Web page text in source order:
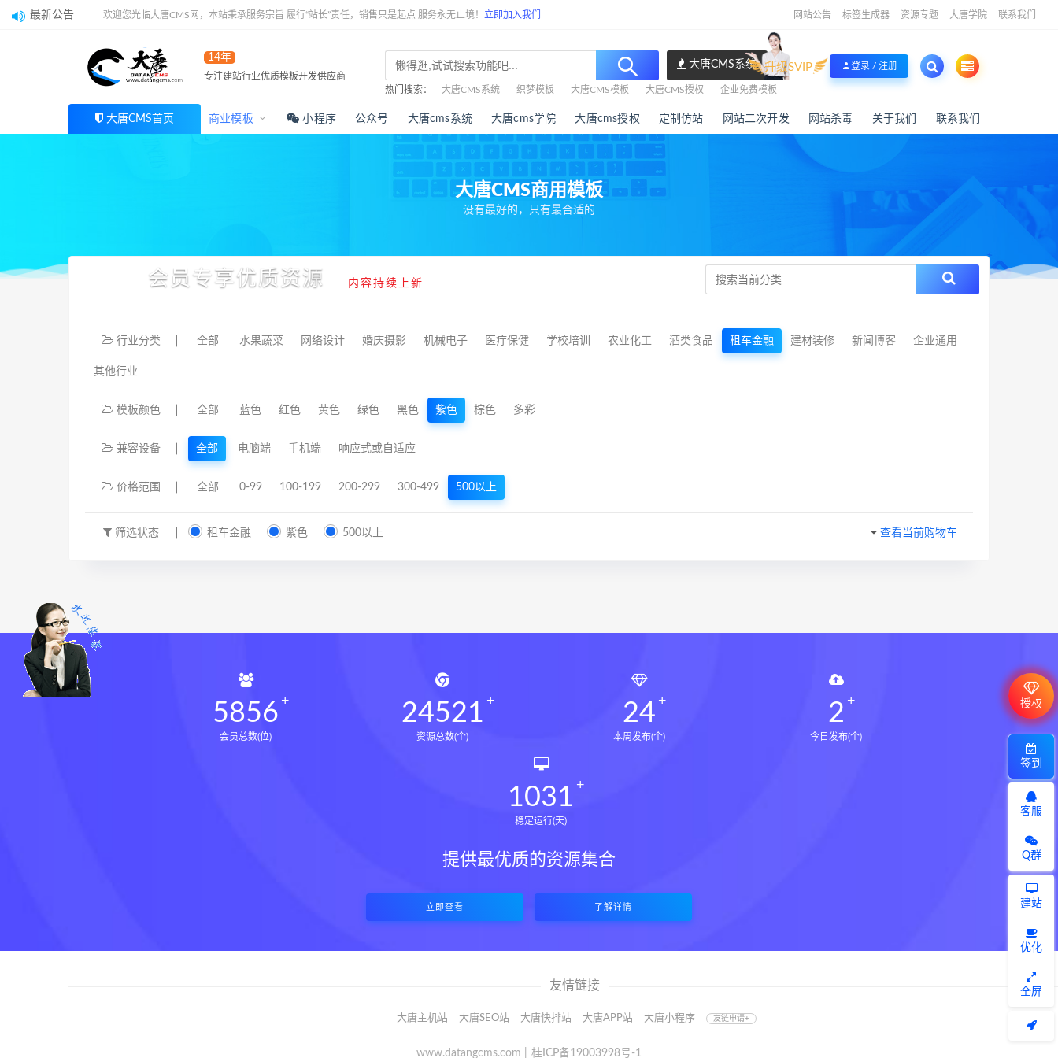
最新公告 欢迎您光临大唐CMS网，本站秉承服务宗旨 履行“站长”责任，销售只是起点 服务永无止境！ 立即加入我们 网站公告 标签生成器 资源专题 大唐学院 联系我们
14年
专注建站行业优质模板开发供应商
热门搜索：
大唐CMS系统 织梦模板 大唐CMS模板 大唐CMS授权 企业免费模板
大唐CMS系统 升级SVIP 登录 / 注册
大唐CMS首页 商业模板 小程序 公众号 大唐cms系统 大唐cms学院 大唐cms授权 定制仿站 网站二次开发 网站杀毒 关于我们 联系我们
大唐CMS商用模板
没有最好的，只有最合适的
会员专享优质资源 内容持续上新
行业分类 全部 水果蔬菜 网络设计 婚庆摄影 机械电子 医疔保健 学校培训 农业化工 酒类食品 租车金融 建材装修 新闻博客 企业通用
其他行业
模板颜色 全部 蓝色 红色 黄色 绿色 黑色 紫色 棕色 多彩
兼容设备 全部 电脑端 手机端 响应式或自适应
价格范围 全部 0-99 100-199 200-299 300-499 500以上
筛选状态 租车金融 紫色 500以上 查看当前购物车
5856
会员总数(位)
24521
资源总数(个)
24
本周发布(个)
2
今日发布(个)
1031
稳定运行(天)
提供最优质的资源集合
立即查看 了解详情
友情链接
大唐主机站 大唐SEO站 大唐快排站 大唐APP站 大唐小程序 友链申请+
www.datangcms.com | 桂ICP备19003998号-1
授权
签到
客服
Q群
建站
优化
全屏